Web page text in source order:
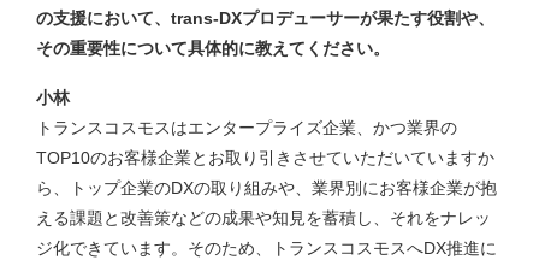
の支援において、trans-DXプロデューサーが果たす役割や、
その重要性について具体的に教えてください。
小林
トランスコスモスはエンタープライズ企業、かつ業界の
TOP10のお客様企業とお取り引きさせていただいていますか
ら、トップ企業のDXの取り組みや、業界別にお客様企業が抱
える課題と改善策などの成果や知見を蓄積し、それをナレッ
ジ化できています。そのため、トランスコスモスへDX推進に